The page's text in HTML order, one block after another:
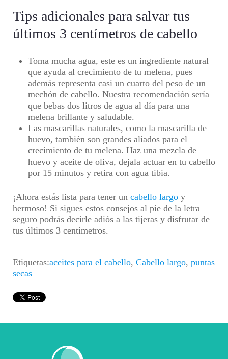
Tips adicionales para salvar tus
últimos 3 centímetros de cabello
Toma mucha agua, este es un ingrediente natural
que ayuda al crecimiento de tu melena, pues
además representa casi un cuarto del peso de un
mechón de cabello. Nuestra recomendación sería
que bebas dos litros de agua al día para una
melena brillante y saludable.
Las mascarillas naturales, como la mascarilla de
huevo, también son grandes aliados para el
crecimiento de tu melena. Haz una mezcla de
huevo y aceite de oliva, dejala actuar en tu cabello
por 15 minutos y retira con agua tibia.
¡Ahora estás lista para tener un cabello largo y
hermoso! Si sigues estos consejos al pie de la letra
seguro podrás decirle adiós a las tijeras y disfrutar de
tus últimos 3 centímetros.
Etiquetas:aceites para el cabello, Cabello largo, puntas
secas